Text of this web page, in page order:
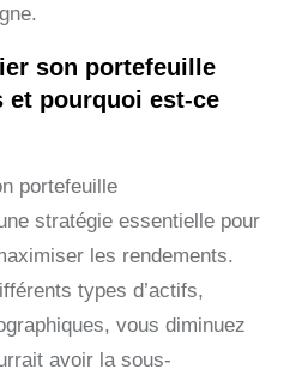
son portefeuille
et pourquoi est-ce
portefeuille
stratégie essentielle pour
les rendements.
types d’actifs,
vous diminuez
avoir la sous-